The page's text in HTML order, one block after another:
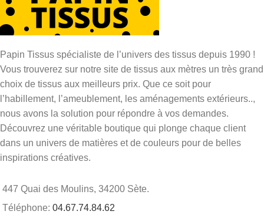
Papin Tissus spécialiste de l’univers des tissus depuis 1990 !
Vous trouverez sur notre site de tissus aux mètres un très grand
choix de tissus aux meilleurs prix. Que ce soit pour
l’habillement, l’ameublement, les aménagements extérieurs..,
nous avons la solution pour répondre à vos demandes.
Découvrez une véritable boutique qui plonge chaque client
dans un univers de matières et de couleurs pour de belles
inspirations créatives.
447 Quai des Moulins, 34200 Sète.
Téléphone: 04.67.74.84.62